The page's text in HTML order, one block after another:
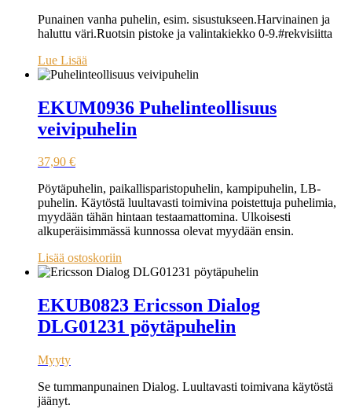
Punainen vanha puhelin, esim. sisustukseen.Harvinainen ja
haluttu väri.Ruotsin pistoke ja valintakiekko 0-9.#rekvisiitta
Lue Lisää
EKUM0936 Puhelinteollisuus
veivipuhelin
37,90 €
Pöytäpuhelin, paikallisparistopuhelin, kampipuhelin, LB-
puhelin. Käytöstä luultavasti toimivina poistettuja puhelimia,
myydään tähän hintaan testaamattomina. Ulkoisesti
alkuperäisimmässä kunnossa olevat myydään ensin.
Lisää ostoskoriin
EKUB0823 Ericsson Dialog
DLG01231 pöytäpuhelin
Myyty
Se tummanpunainen Dialog. Luultavasti toimivana käytöstä
jäänyt.